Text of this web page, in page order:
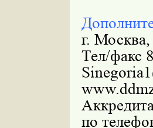
г.
Тел/факс
по